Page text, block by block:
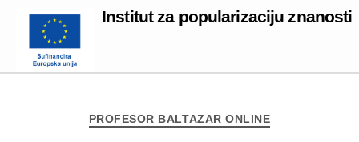
Institut za popularizaciju znanosti
Categories
PROFESOR BALTAZAR ONLINE